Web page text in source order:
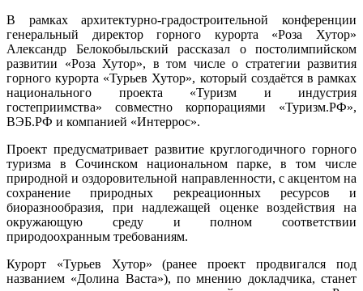
В рамках архитектурно-градостроительной конференции
генеральный директор горного курорта «Роза Хутор»
Александр Белокобыльский рассказал о постолимпийском
развитии «Роза Хутор», в том числе о стратегии развития
горного курорта «Турьев Хутор», который создаётся в рамках
национального проекта «Туризм и индустрия
гостеприимства» совместно корпорациями «Туризм.РФ»,
ВЭБ.РФ и компанией «Интеррос».
Проект предусматривает развитие круглогодичного горного
туризма в Сочинском национальном парке, в том числе
природной и оздоровительной направленности, с акцентом на
сохранение природных рекреационных ресурсов и
биоразнообразия, при надлежащей оценке воздействия на
окружающую среду и полном соответствии
природоохранным требованиям.
Курорт «Турьев Хутор» (ранее проект продвигался под
названием «Долина Васта»), по мнению докладчика, станет